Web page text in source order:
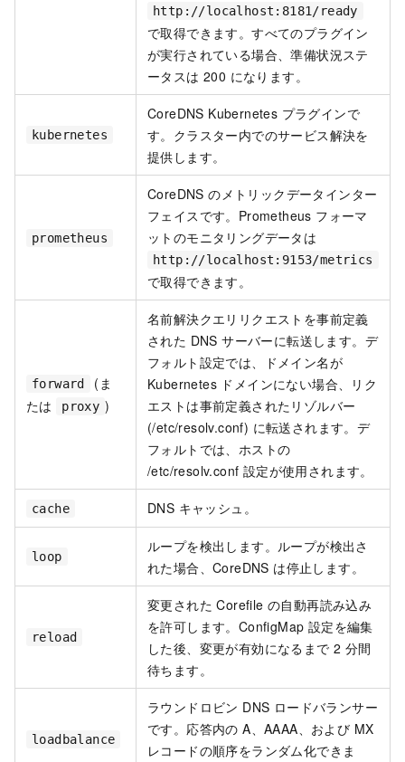
http://localhost:8181/ready
で取得できます。すべてのプラグイン
が実行されている場合、準備状況ステ
ータスは 200 になります。
kubernetes
CoreDNS Kubernetes プラグインで
す。クラスター内でのサービス解決を
提供します。
prometheus
CoreDNS のメトリックデータインター
フェイスです。Prometheus フォーマ
ットのモニタリングデータは
http://localhost:9153/metrics
で取得できます。
forward
(ま
たは
proxy )
名前解決クエリリクエストを事前定義
された DNS サーバーに転送します。デ
フォルト設定では、ドメイン名が
Kubernetes ドメインにない場合、リク
エストは事前定義されたリゾルバー
(/etc/resolv.conf) に転送されます。デ
フォルトでは、ホストの
/etc/resolv.conf 設定が使用されます。
cache DNS キャッシュ。
loop
ループを検出します。ループが検出さ
れた場合、CoreDNS は停止します。
reload
変更された Corefile の自動再読み込み
を許可します。ConfigMap 設定を編集
した後、変更が有効になるまで 2 分間
待ちます。
loadbalance
ラウンドロビン DNS ロードバランサー
です。応答内の A、AAAA、および MX
レコードの順序をランダム化できま